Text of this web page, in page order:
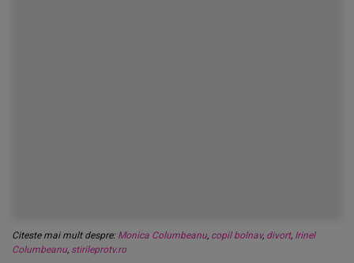
Citeste mai mult despre: Monica Columbeanu, copil bolnav, divort, Irinel
Columbeanu, stirileprotv.ro